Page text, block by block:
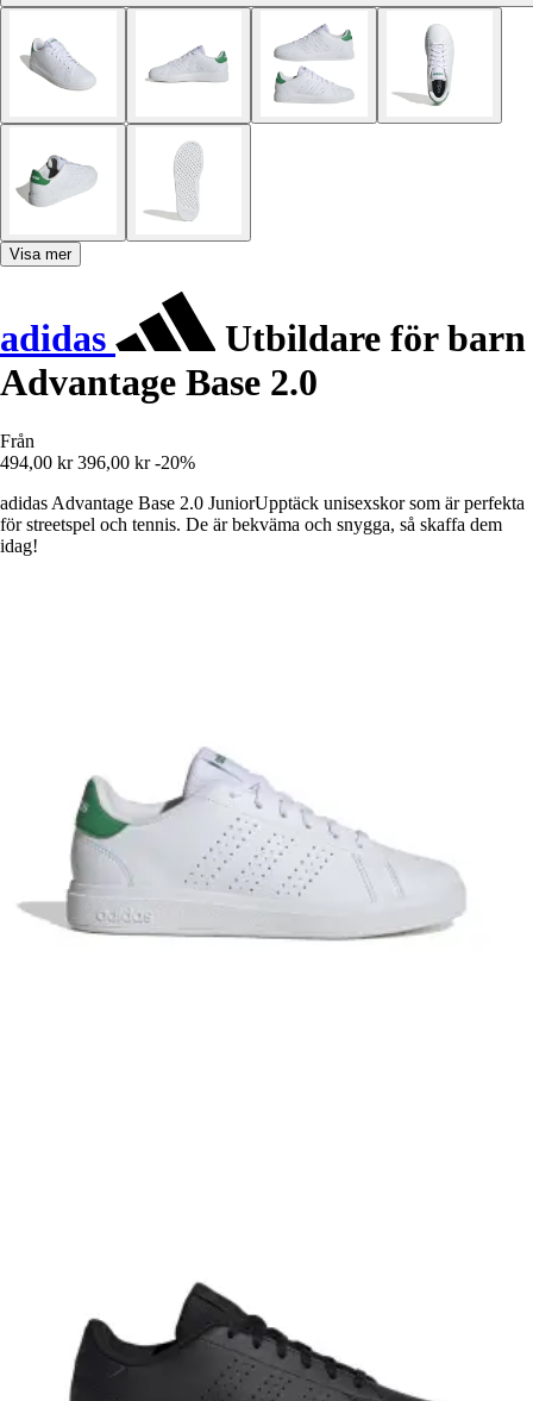
Visa mer
adidas
Utbildare för barn
Advantage Base 2.0
Från
494,00 kr 396,00 kr -20%
adidas Advantage Base 2.0 JuniorUpptäck unisexskor som är perfekta
för streetspel och tennis. De är bekväma och snygga, så skaffa dem
idag!